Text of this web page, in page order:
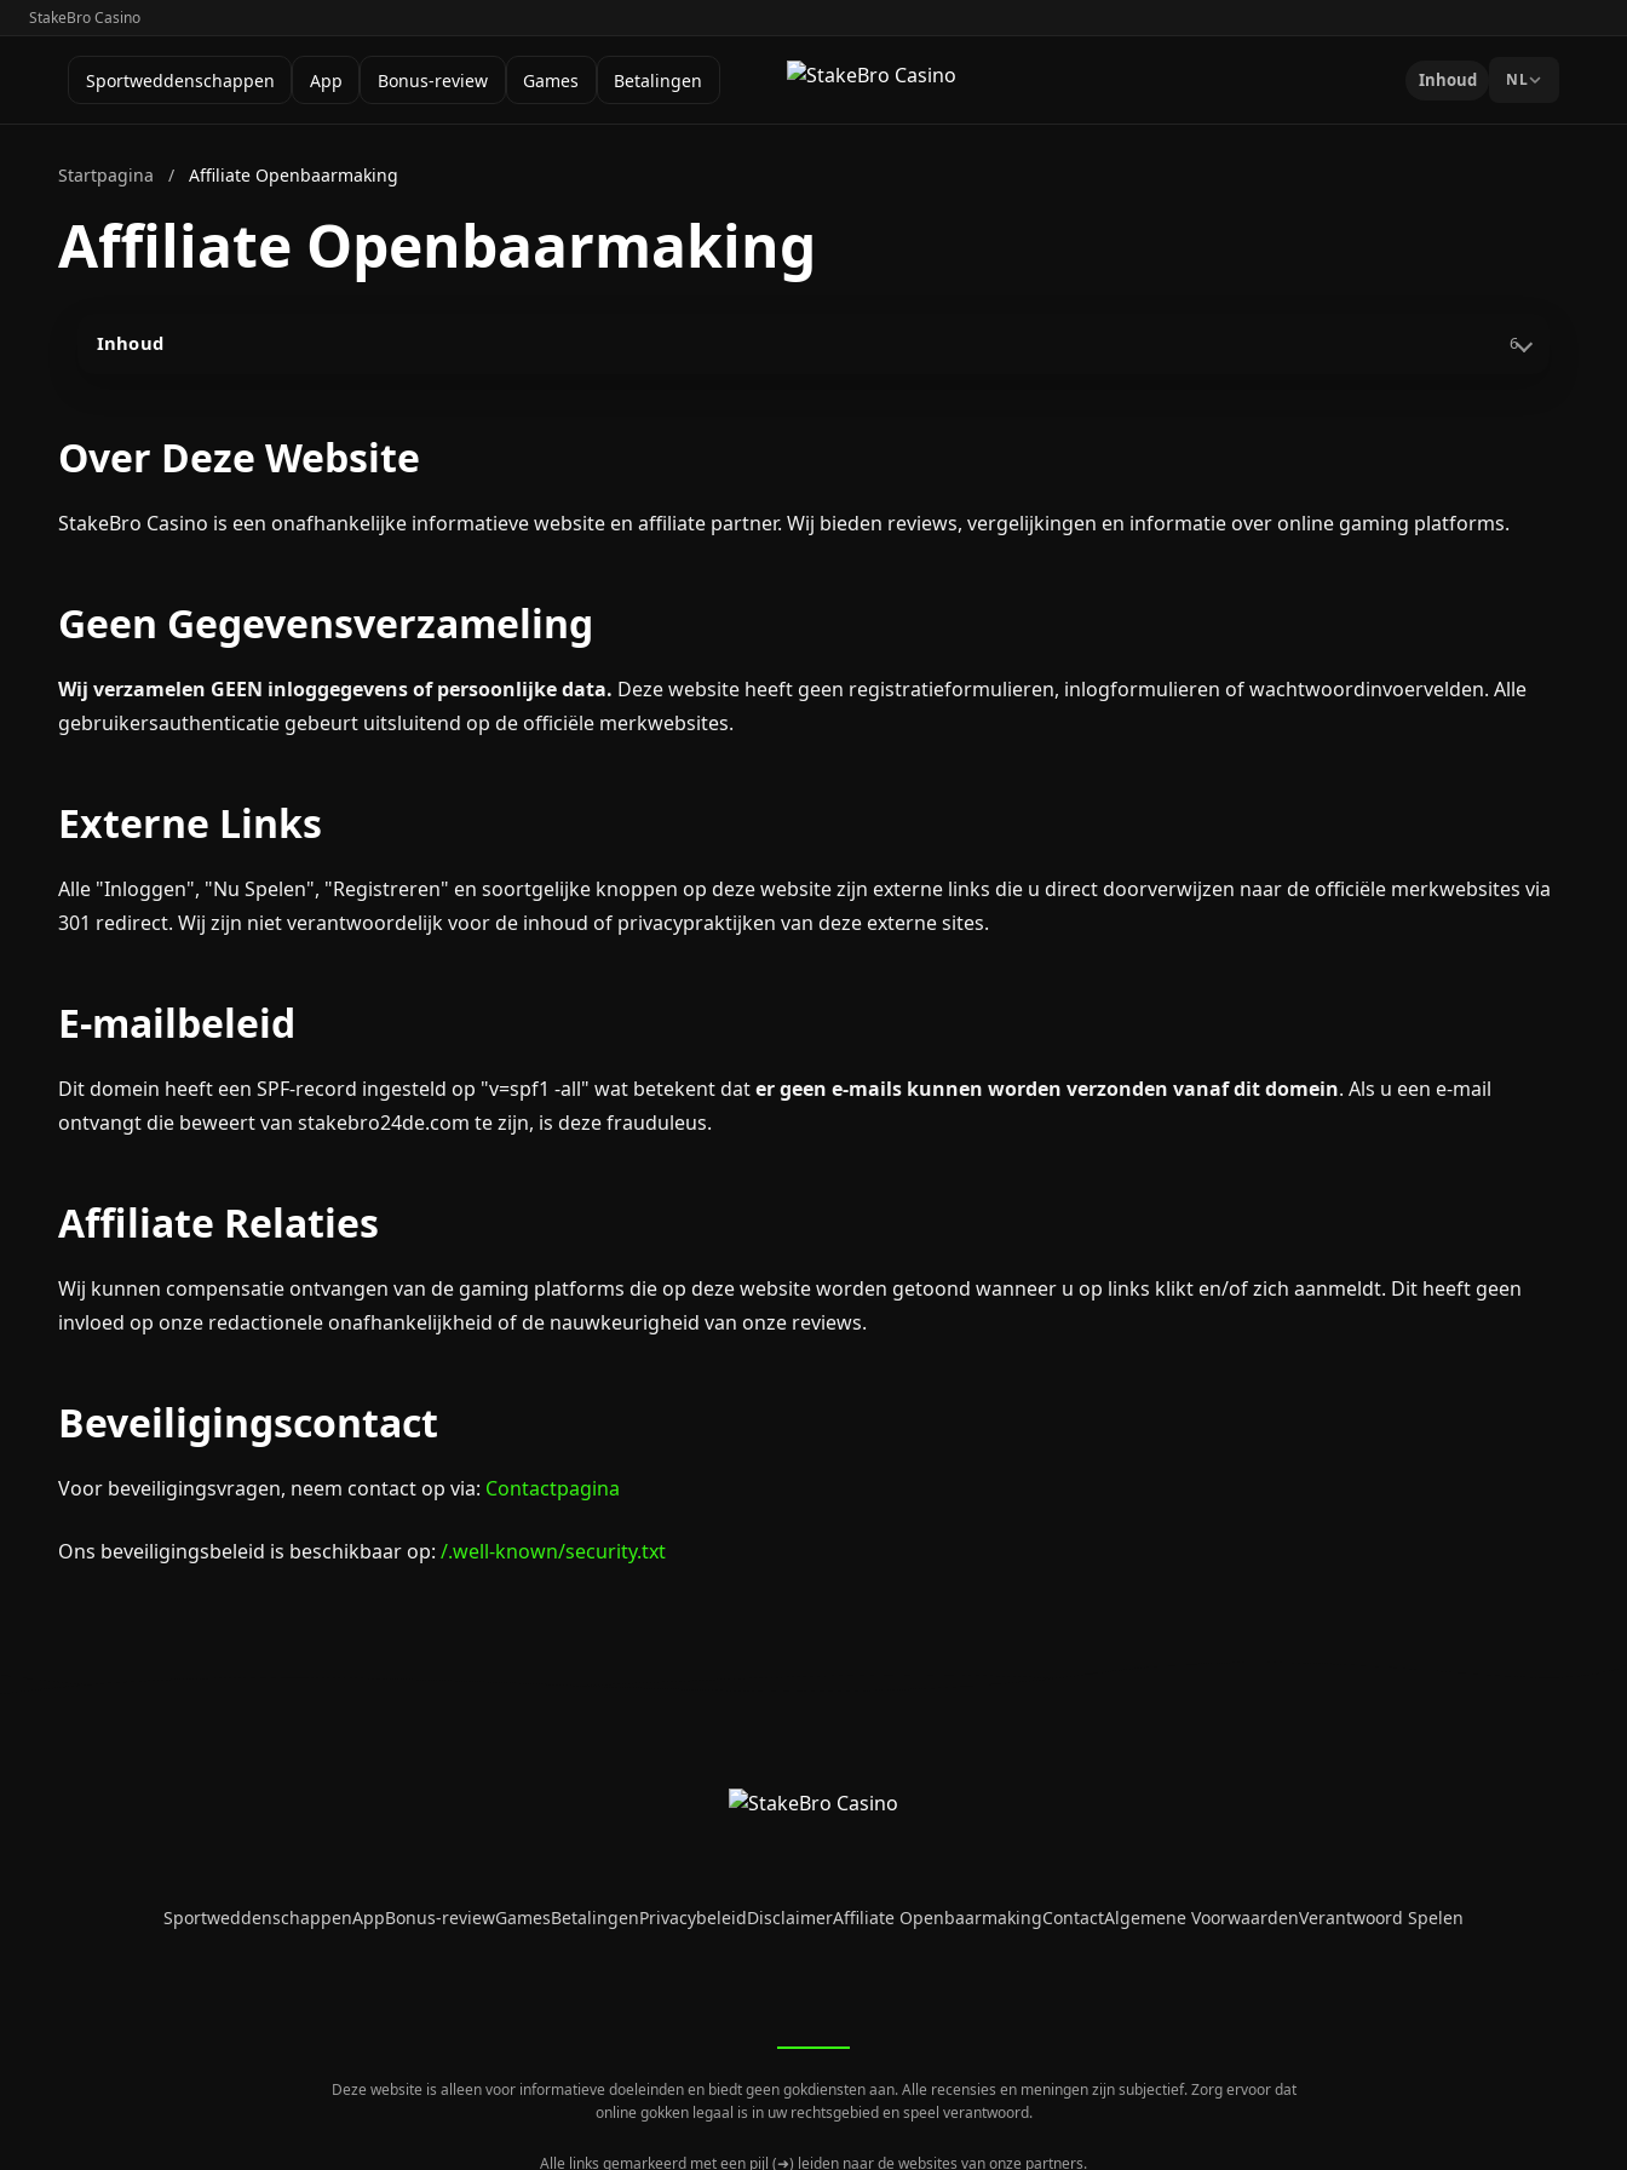
StakeBro Casino
Sportweddenschappen App Bonus-review Games Betalingen Inhoud NL
Startpagina / Affiliate Openbaarmaking
Affiliate Openbaarmaking
Inhoud 6
Over Deze Website
StakeBro Casino is een onafhankelijke informatieve website en affiliate partner. Wij bieden reviews, vergelijkingen en informatie over online gaming platforms.
Geen Gegevensverzameling
Wij verzamelen GEEN inloggegevens of persoonlijke data. Deze website heeft geen registratieformulieren, inlogformulieren of wachtwoordinvoervelden. Alle
gebruikersauthenticatie gebeurt uitsluitend op de officiële merkwebsites.
Externe Links
Alle "Inloggen", "Nu Spelen", "Registreren" en soortgelijke knoppen op deze website zijn externe links die u direct doorverwijzen naar de officiële merkwebsites via
301 redirect. Wij zijn niet verantwoordelijk voor de inhoud of privacypraktijken van deze externe sites.
E-mailbeleid
Dit domein heeft een SPF-record ingesteld op "v=spf1 -all" wat betekent dater geen e-mails kunnen worden verzonden vanaf dit domein. Als u een e-mail
ontvangt die beweert van stakebro24de.com te zijn, is deze frauduleus.
Affiliate Relaties
Wij kunnen compensatie ontvangen van de gaming platforms die op deze website worden getoond wanneer u op links klikt en/of zich aanmeldt. Dit heeft geen
invloed op onze redactionele onafhankelijkheid of de nauwkeurigheid van onze reviews.
Beveiligingscontact
Voor beveiligingsvragen, neem contact op via: Contactpagina
Ons beveiligingsbeleid is beschikbaar op: /.well-known/security.txt
SportweddenschappenAppBonus-reviewGamesBetalingenPrivacybeleidDisclaimerAffiliate OpenbaarmakingContactAlgemene VoorwaardenVerantwoord Spelen
Deze website is alleen voor informatieve doeleinden en biedt geen gokdiensten aan. Alle recensies en meningen zijn subjectief. Zorg ervoor dat
online gokken legaal is in uw rechtsgebied en speel verantwoord.
Alle links gemarkeerd met een pijl (➜) leiden naar de websites van onze partners.